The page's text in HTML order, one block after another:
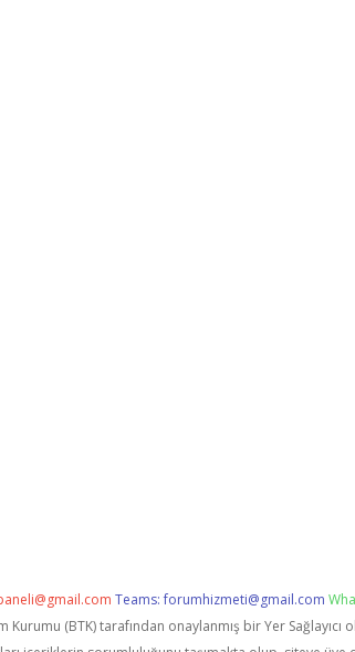
Teams:forumhizmeti@gmail.com
Kurumu (BTK) tarafından onaylanmış bir Yer